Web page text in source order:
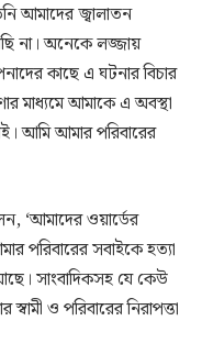
আমাদের জ্বালাতন
না। অনেকে লজ্জায়
কাছে এ ঘটনার বিচার
মাধ্যমে আমাকে এ অবস্থা
আমি আমার পরিবারের
‘আমাদের ওয়ার্ডের
পরিবারের সবাইকে হত্যা
সাংবাদিকসহ যে কেউ
ও পরিবারের নিরাপত্তা